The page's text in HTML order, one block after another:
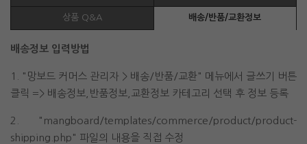
상품 Q&A 배송/반품/교환정보
배송정보 입력방법
1. "망보드 커머스 관리자 > 배송/반품/교환" 메뉴에서 글쓰기 버튼
클릭 => 배송정보,반품정보,교환정보 카테고리 선택 후 정보 등록
2. "mangboard/templates/commerce/product/product-
shipping.php" 파일의 내용을 직접 수정